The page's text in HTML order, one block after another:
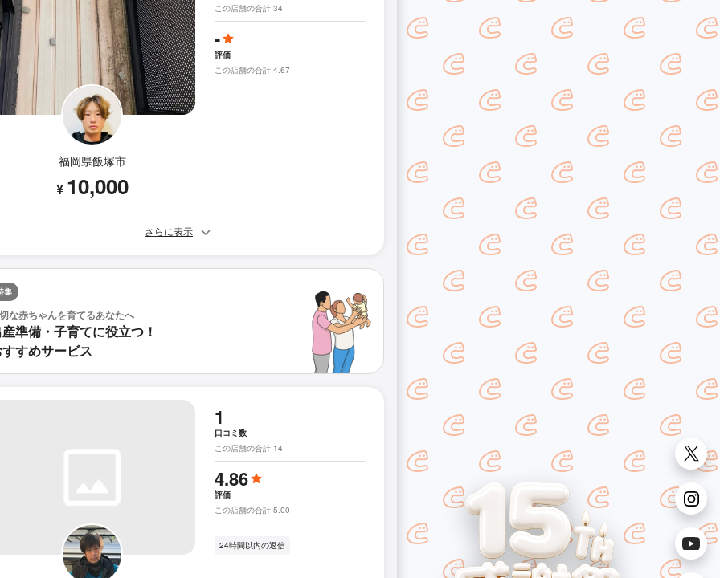
福岡県飯塚市
¥ 10,000
この店舗の合計 34
-
評価
この店舗の合計 4.67
さらに表示
集
な赤ちゃんを育てるあなたへ
準備・子育てに役立つ！
すめサービス
1
口コミ数
この店舗の合計 14
4.86
評価
この店舗の合計 5.00
24時間以内の返信